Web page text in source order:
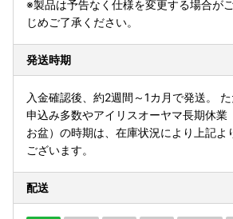
※製品は予告なく仕様を変更する場合が
じめご了承ください。
発送時期
入金確認後、約2週間～1カ月で発送。 た
申込み多数やアイリスオーヤマ長期休業
お盆）の時期は、在庫状況により上記よ
ございます。
配送